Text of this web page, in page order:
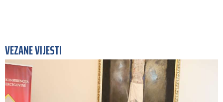
VEZANE VIJESTI